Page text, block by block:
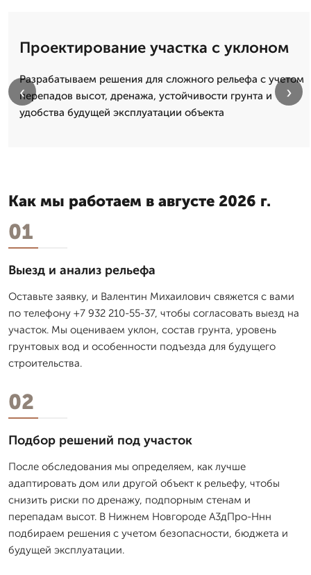
Проектирование участка с уклоном
Разрабатываем решения для сложного рельефа с учетом
перепадов высот, дренажа, устойчивости грунта и
удобства будущей эксплуатации объекта
‹ ›
Как мы работаем в августе 2026 г.
01
Выезд и анализ рельефа
Оставьте заявку, и Валентин Михаилович свяжется с вами
по телефону +7 932 210-55-37, чтобы согласовать выезд на
участок. Мы оцениваем уклон, состав грунта, уровень
грунтовых вод и особенности подъезда для будущего
строительства.
02
Подбор решений под участок
После обследования мы определяем, как лучше
адаптировать дом или другой объект к рельефу, чтобы
снизить риски по дренажу, подпорным стенам и
перепадам высот. В Нижнем Новгороде А3дПро-Ннн
подбираем решения с учетом безопасности, бюджета и
будущей эксплуатации.